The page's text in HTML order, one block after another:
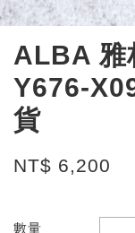
ALBA 雅
Y676-
貨
NT$ 6,200
數量